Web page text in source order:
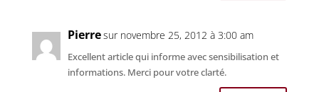
Pierresur novembre 25, 2012 à 3:00 am
Excellent article qui informe avec sensibilisation et
informations. Merci pour votre clarté.